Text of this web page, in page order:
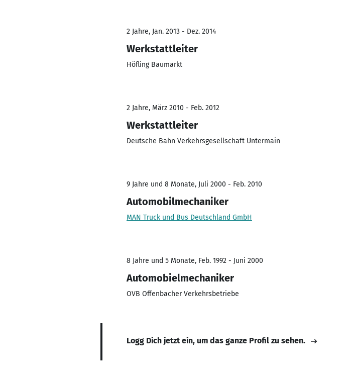
2 Jahre, Jan. 2013 - Dez. 2014
Werkstattleiter
Höfling Baumarkt
2 Jahre, März 2010 - Feb. 2012
Werkstattleiter
Deutsche Bahn Verkehrsgesellschaft Untermain
9 Jahre und 8 Monate, Juli 2000 - Feb. 2010
Automobilmechaniker
MAN Truck und Bus Deutschland GmbH
8 Jahre und 5 Monate, Feb. 1992 - Juni 2000
Automobielmechaniker
OVB Offenbacher Verkehrsbetriebe
Logg Dich jetzt ein, um das ganze Profil zu sehen.